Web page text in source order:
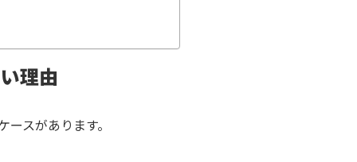
理由
スがあります。